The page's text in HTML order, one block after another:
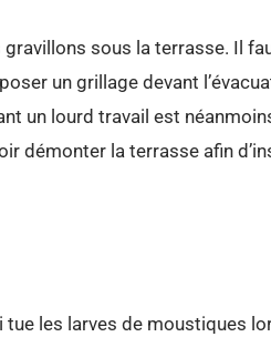
gravillons sous la terrasse. Il
un grillage devant
un lourd travail est
démonter la terrasse afin
les larves de moustiques